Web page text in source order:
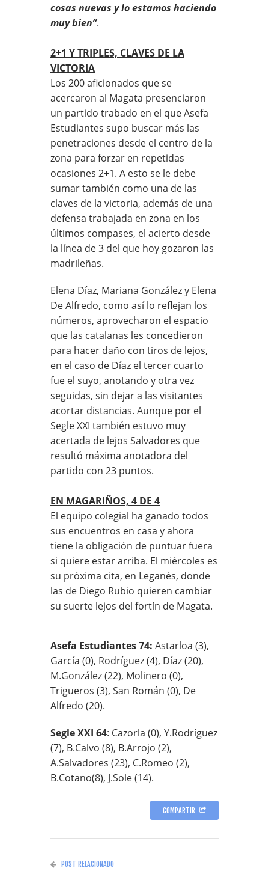
cosas nuevas y lo estamos haciendo
muy bien”.
2+1 Y TRIPLES, CLAVES DE LA
VICTORIA
Los 200 aficionados que se
acercaron al Magata presenciaron
un partido trabado en el que Asefa
Estudiantes supo buscar más las
penetraciones desde el centro de la
zona para forzar en repetidas
ocasiones 2+1. A esto se le debe
sumar también como una de las
claves de la victoria, además de una
defensa trabajada en zona en los
últimos compases, el acierto desde
la línea de 3 del que hoy gozaron las
madrileñas.
Elena Díaz, Mariana González y Elena
De Alfredo, como así lo reflejan los
números, aprovecharon el espacio
que las catalanas les concedieron
para hacer daño con tiros de lejos,
en el caso de Díaz el tercer cuarto
fue el suyo, anotando y otra vez
seguidas, sin dejar a las visitantes
acortar distancias. Aunque por el
Segle XXI también estuvo muy
acertada de lejos Salvadores que
resultó máxima anotadora del
partido con 23 puntos.
EN MAGARIÑOS, 4 DE 4
El equipo colegial ha ganado todos
sus encuentros en casa y ahora
tiene la obligación de puntuar fuera
si quiere estar arriba. El miércoles es
su próxima cita, en Leganés, donde
las de Diego Rubio quieren cambiar
su suerte lejos del fortín de Magata.
Asefa Estudiantes 74: Astarloa (3),
García (0), Rodríguez (4), Díaz (20),
M.González (22), Molinero (0),
Trigueros (3), San Román (0), De
Alfredo (20).
Segle XXI 64: Cazorla (0), Y.Rodríguez
(7), B.Calvo (8), B.Arrojo (2),
A.Salvadores (23), C.Romeo (2),
B.Cotano(8), J.Sole (14).
COMPARTIR
POST RELACIONADO